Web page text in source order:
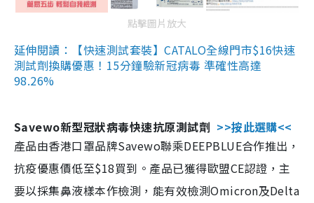
點擊圖片放大
延伸閱讀：【快速測試套裝】CATALO全線門市$16快速
測試劑換購優惠！15分鐘驗新冠病毒 準確性高達
98.26%
Savewo新型冠狀病毒快速抗原測試劑 >>按此選購<<
產品由香港口罩品牌Savewo聯乘DEEPBLUE合作推出，
抗疫優惠價低至$18買到。產品已獲得歐盟CE認證，主
要以採集鼻液樣本作檢測，能有效檢測Omicron及Delta